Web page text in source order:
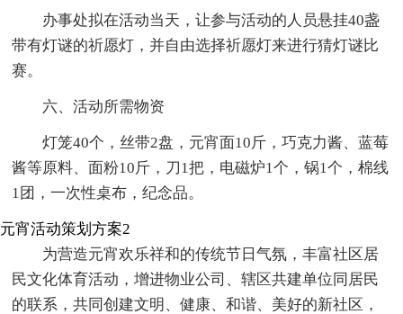
办事处拟在活动当天，让参与活动的人员悬挂40盏
带有灯谜的祈愿灯，并自由选择祈愿灯来进行猜灯谜比
赛。
六、活动所需物资
灯笼40个，丝带2盘，元宵面10斤，巧克力酱、蓝莓
酱等原料、面粉10斤，刀1把，电磁炉1个，锅1个，棉线
1团，一次性桌布，纪念品。
元宵活动策划方案2
为营造元宵欢乐祥和的传统节日气氛，丰富社区居
民文化体育活动，增进物业公司、辖区共建单位同居民
的联系，共同创建文明、健康、和谐、美好的新社区，